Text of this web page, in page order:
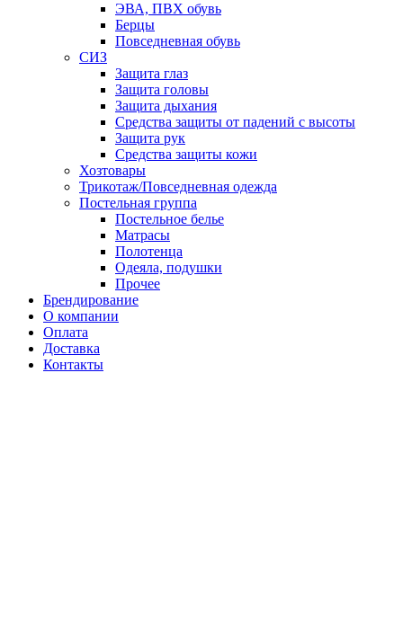
ЭВА, ПВХ обувь
Берцы
Повседневная обувь
СИЗ
Защита глаз
Защита головы
Защита дыхания
Средства защиты от падений с высоты
Защита рук
Средства защиты кожи
Хозтовары
Трикотаж/Повседневная одежда
Постельная группа
Постельное белье
Матрасы
Полотенца
Одеяла, подушки
Прочее
Брендирование
О компании
Оплата
Доставка
Контакты